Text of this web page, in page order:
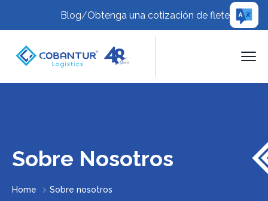
Blog/Obtenga una cotización de flete
Sobre Nosotros
Home Sobre nosotros